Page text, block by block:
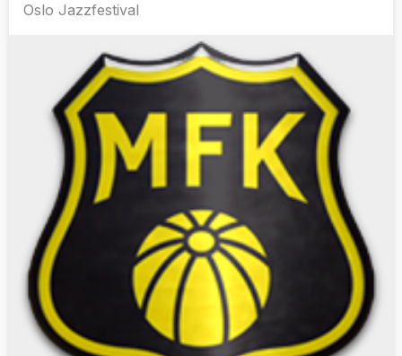
Oslo Jazzfestival